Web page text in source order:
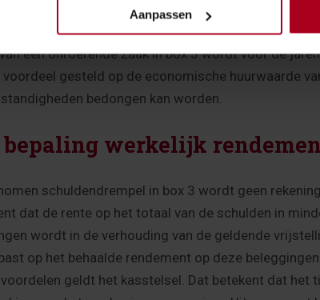
Aanpassen
zaak
een onroerende zaak in box 3 wordt voor de
gesteld op de economische huurwaarde
bedongen kan worden.
bepaling werkelijk
schuldendrempel in box 3 wordt geen
dat de rente op het totaal van de schulden in
wordt in de verhouding van de geldende
op het behaalde rendement op deze
geldt het kasstelsel. Dat betekent dat het